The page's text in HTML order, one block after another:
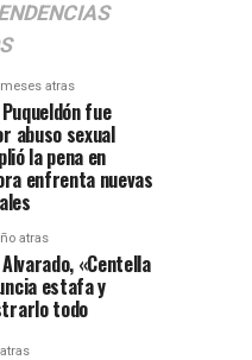
atras
fue
abuso sexual
la pena en
enfrenta nuevas
atras
«Centella
estafa y
todo